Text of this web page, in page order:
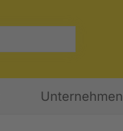
Unternehmen